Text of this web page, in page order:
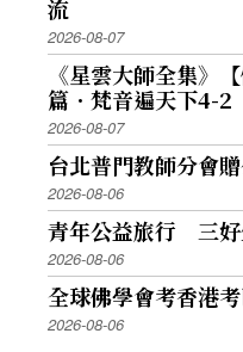
流
2026-08-07
《星雲大師全集》
篇．梵音遍天下4-2
2026-08-07
台北普門教師分會
2026-08-06
青年公益旅行 三好
2026-08-06
全球佛學會考香港
2026-08-06